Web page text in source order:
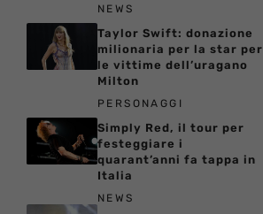
NEWS
Taylor Swift: donazione
milionaria per la star per
le vittime dell’uragano
Milton
PERSONAGGI
Simply Red, il tour per
festeggiare i
quarant’anni fa tappa in
Italia
NEWS